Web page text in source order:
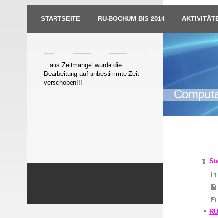
STARTSEITE RU-BOCHUM BIS 2014
...aus Zeitmangel wurde die
Bearbeitung auf unbestimmte Zeit
verschoben!!!